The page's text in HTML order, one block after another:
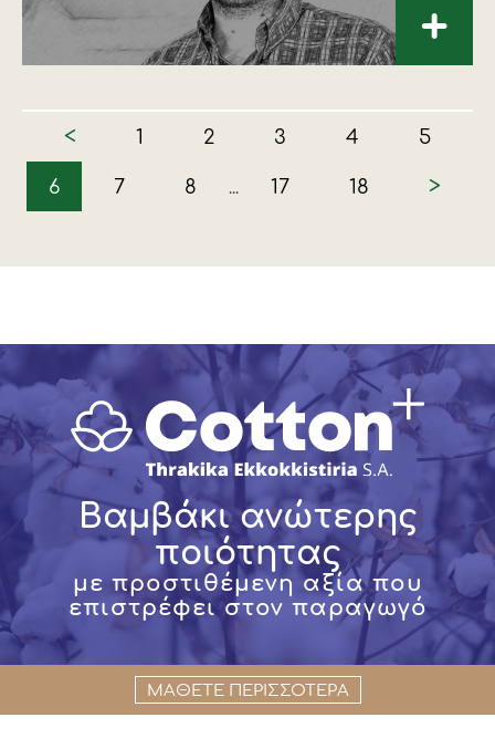
+
< 1 2 3 4 5
6 7 8 ... 17 18 >
Βαμβάκι ανώτερης
ποιότητας
με προστιθέμενη αξία που
επιστρέφει στον παραγωγό
ΜΑΘΕΤΕ ΠΕΡΙΣΣΟΤΕΡΑ